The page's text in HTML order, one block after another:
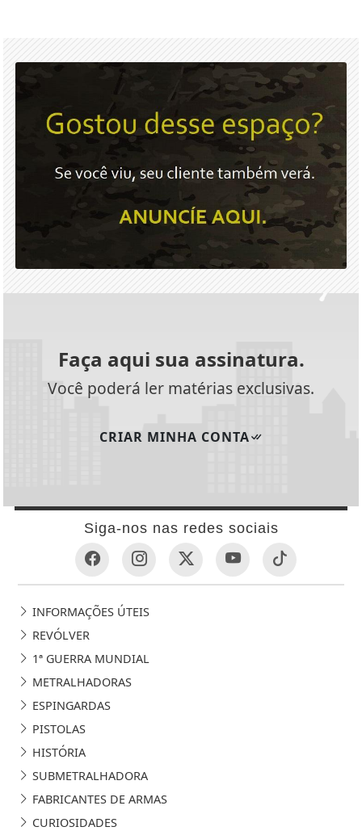
Faça aqui sua assinatura.
Você poderá ler matérias exclusivas.
CRIAR MINHA CONTA
Siga-nos nas redes sociais
INFORMAÇÕES ÚTEIS
REVÓLVER
1ª GUERRA MUNDIAL
METRALHADORAS
ESPINGARDAS
PISTOLAS
HISTÓRIA
SUBMETRALHADORA
FABRICANTES DE ARMAS
CURIOSIDADES